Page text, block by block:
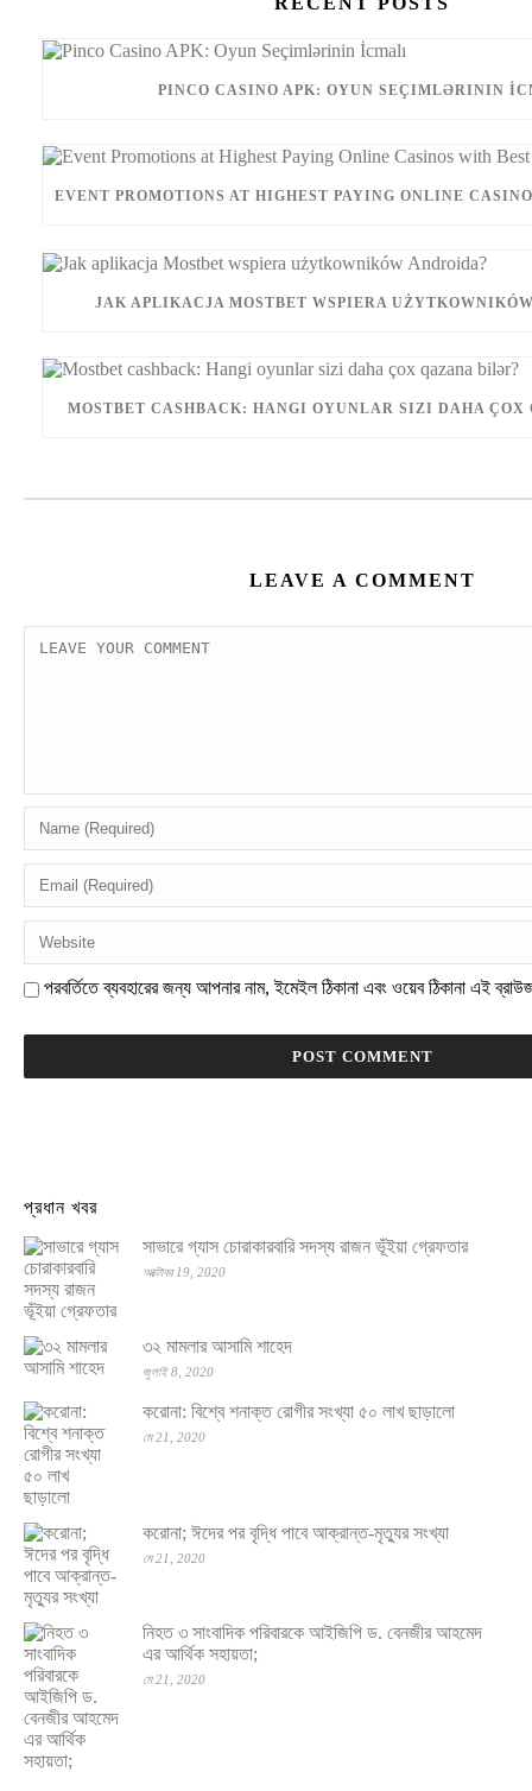
PINCO CASINO APK: OYUN SEÇIMLƏRININ
EVENT PROMOTIONS AT HIGHEST PAYING ONLINE
JAK APLIKACJA MOSTBET WSPIERA
MOSTBET CASHBACK: HANGI OYUNLAR SIZI DAHA
LEAVE A COMMENT
পরবর্তিতে ব্যবহারের জন্য আপনার নাম, ইমেইল ঠিকানা এবং ওয়েব ঠিকানা এই
প্রধান খবর
সাভারে গ্যাস চোরাকারবারি সদস্য রাজন ভূঁইয়া গ্রেফতার
অক্টোবর 19, 2020
৩২ মামলার আসামি শাহেদ
জুলাই 8, 2020
করোনা: বিশ্বে শনাক্ত রোগীর সংখ্যা ৫০ লাখ ছাড়ালো
মে 21, 2020
করোনা; ঈদের পর বৃদ্ধি পাবে আক্রান্ত-মৃত্যুর সংখ্যা
মে 21, 2020
নিহত ৩ সাংবাদিক পরিবারকে আইজিপি ড. বেনজীর আহমেদ
এর আর্থিক সহায়তা;
মে 21, 2020